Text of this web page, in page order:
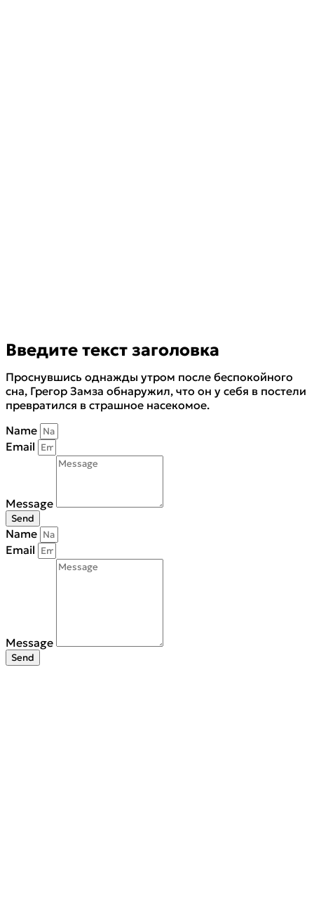
Введите текст заголовка
Проснувшись однажды утром после беспокойного
сна, Грегор Замза обнаружил, что он у себя в постели
превратился в страшное насекомое.
Name
Email
Message
Send
Name
Email
Message
Send